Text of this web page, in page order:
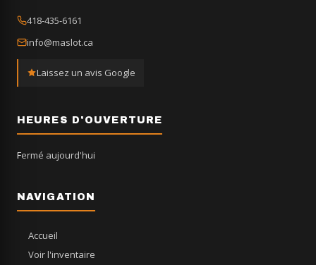
418-435-6161
info@maslot.ca
Laissez un avis Google
HEURES D'OUVERTURE
Fermé aujourd'hui
NAVIGATION
Accueil
Voir l'inventaire